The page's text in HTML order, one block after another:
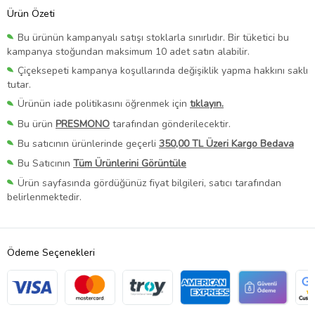
Ürün Özeti
Bu ürünün kampanyalı satışı stoklarla sınırlıdır. Bir tüketici bu
kampanya stoğundan maksimum 10 adet satın alabilir.
Çiçeksepeti kampanya koşullarında değişiklik yapma hakkını saklı
tutar.
Ürünün iade politikasını öğrenmek için tıklayın.
Bu ürün PRESMONO tarafından gönderilecektir.
Bu satıcının ürünlerinde geçerli 350,00 TL Üzeri Kargo Bedava
Bu Satıcının Tüm Ürünlerini Görüntüle
Ürün sayfasında gördüğünüz fiyat bilgileri, satıcı tarafından
belirlenmektedir.
Ödeme Seçenekleri